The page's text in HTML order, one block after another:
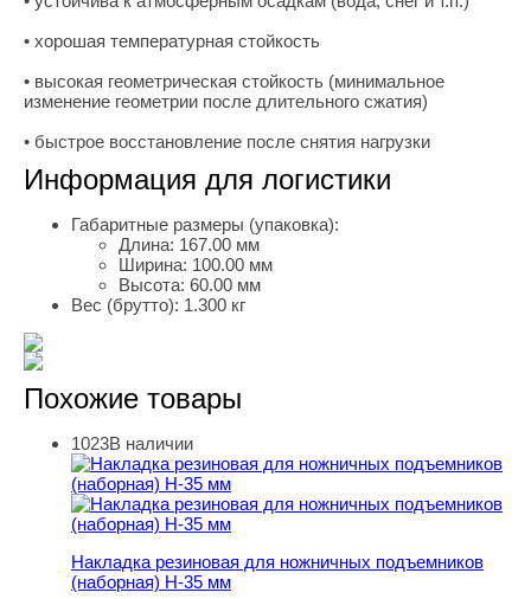
• хорошая температурная стойкость
• высокая геометрическая стойкость (минимальное
изменение геометрии после длительного сжатия)
• быстрое восстановление после снятия нагрузки
Информация для логистики
Габаритные размеры (упаковка):
Длина: 167.00 мм
Ширина: 100.00 мм
Высота: 60.00 мм
Вес (брутто): 1.300 кг
Похожие товары
Накладка резиновая для ножничных подъемников
1023В наличии
Накладка резиновая для ножничных подъемников
(наборная) Н-35 мм